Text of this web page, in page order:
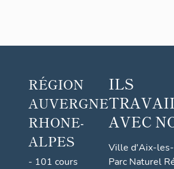
RÉGION
AUVERGNE
RHONE-
ALPES
- 101 cours
ILS
AVEC
Ville d'Aix-
Parc Naturel